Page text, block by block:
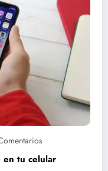
en tu celular